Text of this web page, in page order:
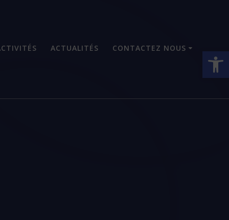
Ouvrir
ACTUALITÉS CONTACTEZ NOUS